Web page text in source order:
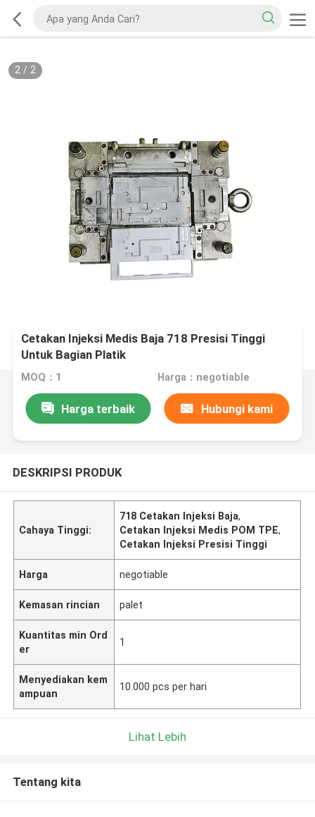
2/ 2
Cetakan Injeksi Medis Baja 718 Presisi Tinggi
Untuk Bagian Platik
MOQ：1 Harga：negotiable
Harga terbaik Hubungi kami
DESKRIPSI PRODUK
Cahaya Tinggi:
718 Cetakan Injeksi Baja,
Cetakan Injeksi Medis POM TPE,
Cetakan Injeksi Presisi Tinggi
Harga negotiable
Kemasan rincian palet
Kuantitas min Ord
er
1
Menyediakan kem
ampuan
10.000 pcs per hari
Lihat Lebih
Tentang kita